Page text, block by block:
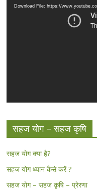
Download File: https://
सहज योग – सहज कृषि
सहज योग क्या है?
सहज योग ध्यान कैसे करें ?
सहज योग – सहज कृषि – प्रेरणा